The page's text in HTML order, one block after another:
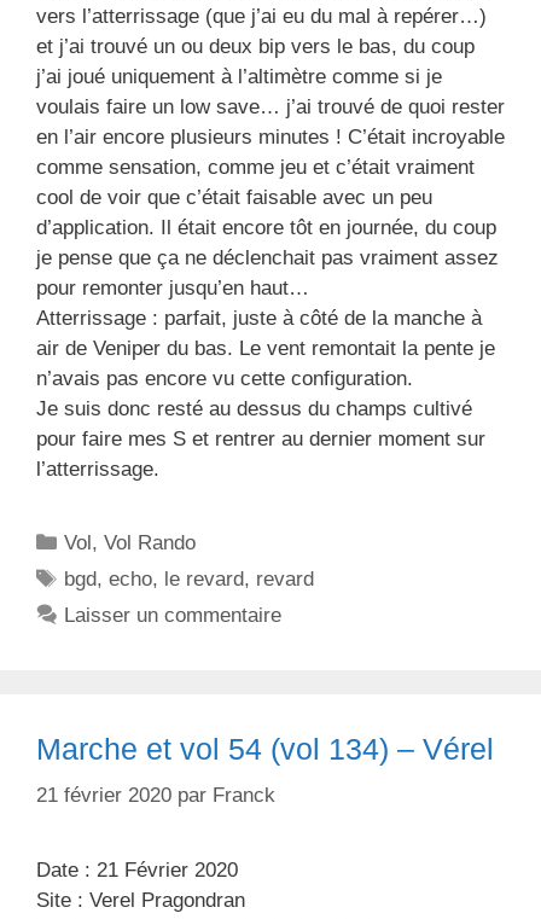
vers l’atterrissage (que j’ai eu du mal à repérer…)
et j’ai trouvé un ou deux bip vers le bas, du coup
j’ai joué uniquement à l’altimètre comme si je
voulais faire un low save… j’ai trouvé de quoi rester
en l’air encore plusieurs minutes ! C’était incroyable
comme sensation, comme jeu et c’était vraiment
cool de voir que c’était faisable avec un peu
d’application. Il était encore tôt en journée, du coup
je pense que ça ne déclenchait pas vraiment assez
pour remonter jusqu’en haut…
Atterrissage : parfait, juste à côté de la manche à
air de Veniper du bas. Le vent remontait la pente je
n’avais pas encore vu cette configuration.
Je suis donc resté au dessus du champs cultivé
pour faire mes S et rentrer au dernier moment sur
l’atterrissage.
C
a
i
e
Vol ,Vol Rando
É
t
t
t
bgd,echo, le revard, revard
Laisser un commentaire
Marche et vol 54 (vol 134) – Vérel
21 février 2020 par Franck
Date : 21 Février 2020
Site : Verel Pragondran